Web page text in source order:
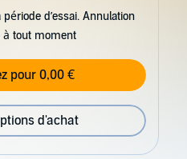
d’essai. Annulation
à tout moment
pour 0,00 €
d'achat